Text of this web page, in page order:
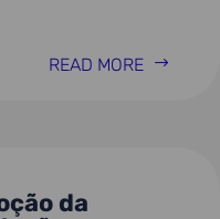
READ MORE
da